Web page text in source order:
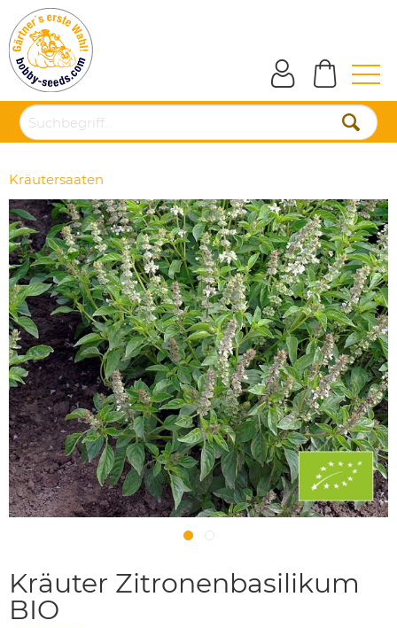
Kräutersaaten
Kräuter Zitronenbasilikum
BIO